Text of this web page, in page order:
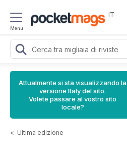
Menu
IT
Attualmente si sta visualizzando la
versione Italy del sito.
Volete passare al vostro sito
locale?
< Ultima edizione